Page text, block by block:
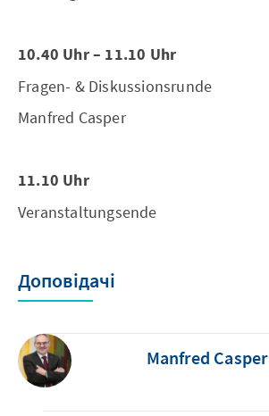
10.40 Uhr – 11.10 Uhr
Fragen- & Diskussionsrunde
Manfred Casper
11.10 Uhr
Veranstaltungsende
Доповідачі
Manfred Casper